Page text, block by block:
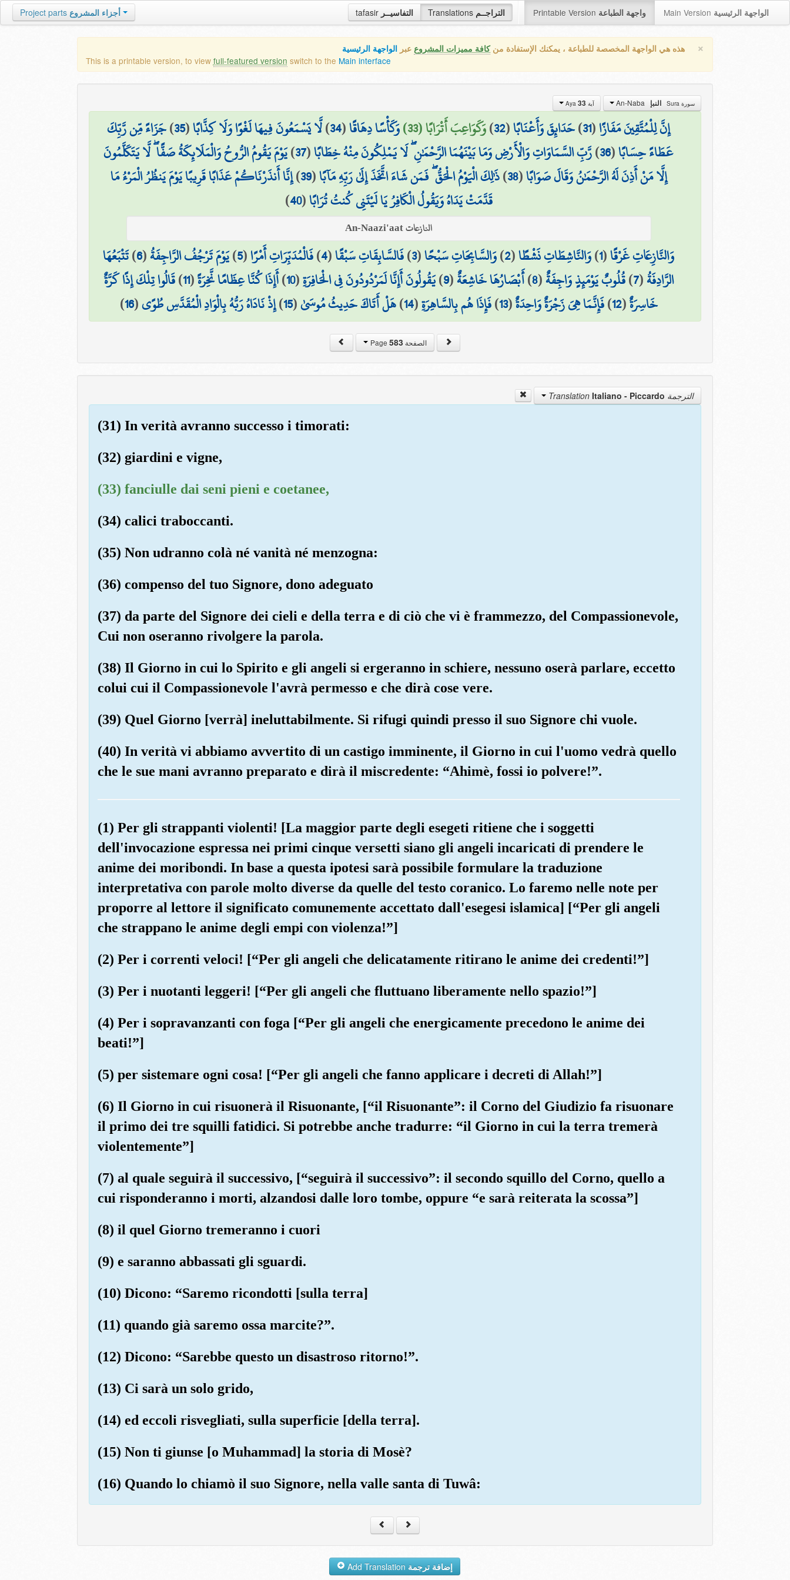
tafasir التفاسيــر Translations التراجــم Printable Version واجهة الطباعة Main Version الواجهة الرئيسية Project parts أجزاء المشروع
× هذه هي الواجهة المخصصة للطباعة ، يمكنك الإستفادة منكافة مميزات المشروع عبر الواجهة الرئيسية
This is a printable version, to view full-featured version switch to the Main interface
سورة Sura النبإ آية Aya 33
إِنَّ لِلْمُتَّقِينَ مَفَازًا(
31
)حَدَائِقَ وَأَعْنَابًا(
32
)وَكَوَاعِبَ أَتْرَابًا (33) وَكَأْسًا دِهَاقًا(
34
)لَّا يَسْمَعُونَ فِيهَا لَغْوًا وَلَا كِذَّابًا(
35
)جَزَاءً مِّن رَّبِّكَ
عَطَاءً حِسَابًا(
36
)رَّبِّ السَّمَاوَاتِ وَالْأَرْضِ وَمَا بَيْنَهُمَا الرَّحْمَٰنِ ۖ لَا يَمْلِكُونَ مِنْهُ خِطَابًا(
37
)يَوْمَ يَقُومُ الرُّوحُ وَالْمَلَائِكَةُ صَفًّا ۖ لَّا يَتَكَلَّمُونَ
إِلَّا مَنْ أَذِنَ لَهُ الرَّحْمَٰنُ وَقَالَ صَوَابًا(
38
)ذَٰلِكَ الْيَوْمُ الْحَقُّ ۖ فَمَن شَاءَ اتَّخَذَ إِلَىٰ رَبِّهِ مَآبًا(
39
)إِنَّا أَنذَرْنَاكُمْ عَذَابًا قَرِيبًا يَوْمَ يَنظُرُ الْمَرْءُ مَا
قَدَّمَتْ يَدَاهُ وَيَقُولُ الْكَافِرُ يَا لَيْتَنِي كُنتُ تُرَابًا(
40
)
النازعات An-Naazi'aat
وَالنَّازِعَاتِ غَرْقًا(
1
)وَالنَّاشِطَاتِ نَشْطًا(
2
)وَالسَّابِحَاتِ سَبْحًا(
3
)فَالسَّابِقَاتِ سَبْقًا(
4
)فَالْمُدَبِّرَاتِ أَمْرًا(
5
)يَوْمَ تَرْجُفُ الرَّاجِفَةُ(
6
)تَتْبَعُهَا
الرَّادِفَةُ(
7
)قُلُوبٌ يَوْمَئِذٍ وَاجِفَةٌ(
8
)أَبْصَارُهَا خَاشِعَةٌ(
9
)يَقُولُونَ أَإِنَّا لَمَرْدُودُونَ فِي الْحَافِرَةِ(
10
)أَإِذَا كُنَّا عِظَامًا نَّخِرَةً(
11
)قَالُوا تِلْكَ إِذًا كَرَّةٌ
خَاسِرَةٌ(
12
)فَإِنَّمَا هِيَ زَجْرَةٌ وَاحِدَةٌ(
13
)فَإِذَا هُم بِالسَّاهِرَةِ(
14
)هَلْ أَتَاكَ حَدِيثُ مُوسَىٰ(
15
)إِذْ نَادَاهُ رَبُّهُ بِالْوَادِ الْمُقَدَّسِ طُوًى(
16
)
الصفحة Page583
الترجمة Translation Italiano - Piccardo
(31) In verità avranno successo i timorati:
(32) giardini e vigne,
(33) fanciulle dai seni pieni e coetanee,
(34) calici traboccanti.
(35) Non udranno colà né vanità né menzogna:
(36) compenso del tuo Signore, dono adeguato
(37) da parte del Signore dei cieli e della terra e di ciò che vi è frammezzo, del Compassionevole,
Cui non oseranno rivolgere la parola.
(38) Il Giorno in cui lo Spirito e gli angeli si ergeranno in schiere, nessuno oserà parlare, eccetto
colui cui il Compassionevole l'avrà permesso e che dirà cose vere.
(39) Quel Giorno [verrà] ineluttabilmente. Si rifugi quindi presso il suo Signore chi vuole.
(40) In verità vi abbiamo avvertito di un castigo imminente, il Giorno in cui l'uomo vedrà quello
che le sue mani avranno preparato e dirà il miscredente: “Ahimè, fossi io polvere!”.
(1) Per gli strappanti violenti! [La maggior parte degli esegeti ritiene che i soggetti
dell'invocazione espressa nei primi cinque versetti siano gli angeli incaricati di prendere le
anime dei moribondi. In base a questa ipotesi sarà possibile formulare la traduzione
interpretativa con parole molto diverse da quelle del testo coranico. Lo faremo nelle note per
proporre al lettore il significato comunemente accettato dall'esegesi islamica] [“Per gli angeli
che strappano le anime degli empi con violenza!”]
(2) Per i correnti veloci! [“Per gli angeli che delicatamente ritirano le anime dei credenti!”]
(3) Per i nuotanti leggeri! [“Per gli angeli che fluttuano liberamente nello spazio!”]
(4) Per i sopravanzanti con foga [“Per gli angeli che energicamente precedono le anime dei
beati!”]
(5) per sistemare ogni cosa! [“Per gli angeli che fanno applicare i decreti di Allah!”]
(6) Il Giorno in cui risuonerà il Risuonante, [“il Risuonante”: il Corno del Giudizio fa risuonare
il primo dei tre squilli fatidici. Si potrebbe anche tradurre: “il Giorno in cui la terra tremerà
violentemente”]
(7) al quale seguirà il successivo, [“seguirà il successivo”: il secondo squillo del Corno, quello a
cui risponderanno i morti, alzandosi dalle loro tombe, oppure “e sarà reiterata la scossa”]
(8) il quel Giorno tremeranno i cuori
(9) e saranno abbassati gli sguardi.
(10) Dicono: “Saremo ricondotti [sulla terra]
(11) quando già saremo ossa marcite?”.
(12) Dicono: “Sarebbe questo un disastroso ritorno!”.
(13) Ci sarà un solo grido,
(14) ed eccoli risvegliati, sulla superficie [della terra].
(15) Non ti giunse [o Muhammad] la storia di Mosè?
(16) Quando lo chiamò il suo Signore, nella valle santa di Tuwâ:
إضافة ترجمة